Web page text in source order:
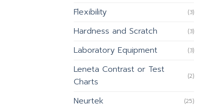
Flexibility (3)
Hardness and Scratch (3)
Laboratory Equipment (3)
Leneta Contrast or Test
Charts
(2)
Neurtek (25)